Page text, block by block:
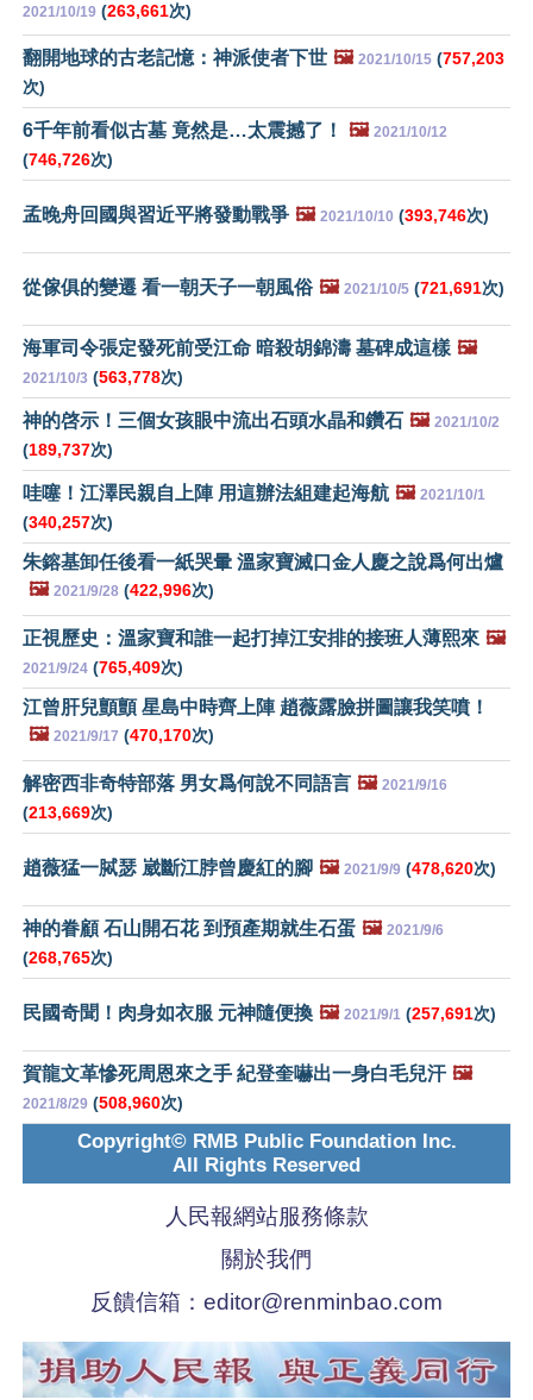
2021/10/19 (263,661次)
翻開地球的古老記憶：神派使者下世 🖼️ 2021/10/15 (757,203
次)
6千年前看似古墓 竟然是…太震撼了！ 🖼️ 2021/10/12
(746,726次)
孟晚舟回國與習近平將發動戰爭 🖼️ 2021/10/10 (393,746次)
從傢俱的變遷 看一朝天子一朝風俗 🖼️ 2021/10/5 (721,691次)
海軍司令張定發死前受江命 暗殺胡錦濤 墓碑成這樣 🖼️
2021/10/3 (563,778次)
神的啓示！三個女孩眼中流出石頭水晶和鑽石 🖼️ 2021/10/2
(189,737次)
哇噻！江澤民親自上陣 用這辦法組建起海航 🖼️ 2021/10/1
(340,257次)
朱鎔基卸任後看一紙哭暈 溫家寶滅口金人慶之說爲何出爐
🖼️ 2021/9/28 (422,996次)
正視歷史：溫家寶和誰一起打掉江安排的接班人薄熙來 🖼️
2021/9/24 (765,409次)
江曾肝兒顫顫 星島中時齊上陣 趙薇露臉拼圖讓我笑噴！
🖼️ 2021/9/17 (470,170次)
解密西非奇特部落 男女爲何說不同語言 🖼️ 2021/9/16
(213,669次)
趙薇猛一脦瑟 崴斷江脖曾慶紅的腳 🖼️ 2021/9/9 (478,620次)
神的眷顧 石山開石花 到預產期就生石蛋 🖼️ 2021/9/6
(268,765次)
民國奇聞！肉身如衣服 元神隨便換 🖼️ 2021/9/1 (257,691次)
賀龍文革慘死周恩來之手 紀登奎嚇出一身白毛兒汗 🖼️
2021/8/29 (508,960次)
Copyright© RMB Public Foundation Inc.
All Rights Reserved
人民報網站服務條款
關於我們
反饋信箱： editor@renminbao.com